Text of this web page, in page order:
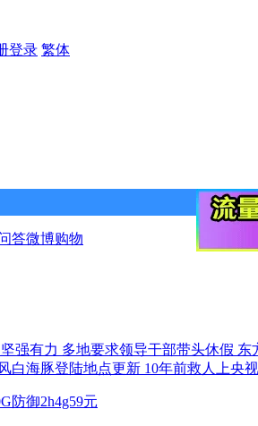
登录 繁体
答微博购物
强有力 多地要求领导干部带头休假 东
白海豚登陆地点更新 10年前救人上央
防御2h4g59元